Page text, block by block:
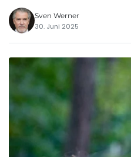
Sven Werner
30. Juni 2025